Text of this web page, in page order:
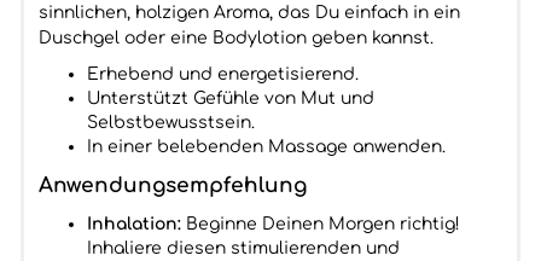
sinnlichen, holzigen Aroma, das Du einfach in ein
Duschgel oder eine Bodylotion geben kannst.
Erhebend und energetisierend.
Unterstützt Gefühle von Mut und
Selbstbewusstsein.
In einer belebenden Massage anwenden.
Anwendungsempfehlung
Inhalation:Beginne Deinen Morgen richtig!
Inhaliere diesen stimulierenden und